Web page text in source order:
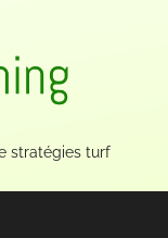
stratégies turf